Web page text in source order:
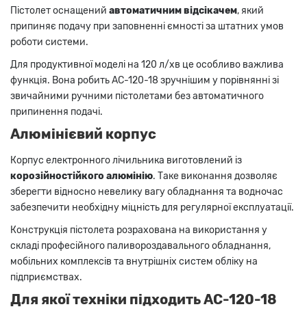
Пістолет оснащений автоматичним відсікачем, який
припиняє подачу при заповненні ємності за штатних умов
роботи системи.
Для продуктивної моделі на 120 л/хв це особливо важлива
функція. Вона робить AC-120-18 зручнішим у порівнянні зі
звичайними ручними пістолетами без автоматичного
припинення подачі.
Алюмінієвий корпус
Корпус електронного лічильника виготовлений із
корозійностійкого алюмінію. Таке виконання дозволяє
зберегти відносно невелику вагу обладнання та водночас
забезпечити необхідну міцність для регулярної експлуатації.
Конструкція пістолета розрахована на використання у
складі професійного паливороздавального обладнання,
мобільних комплексів та внутрішніх систем обліку на
підприємствах.
Для якої техніки підходить AC-120-18